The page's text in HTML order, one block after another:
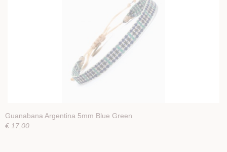
Guanabana Argentina 5mm Blue Green
€ 17,00